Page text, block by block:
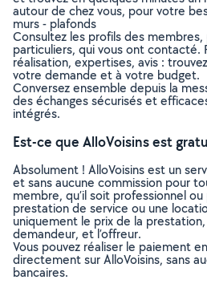
autour de chez vous, pour votre
murs - plafonds
Consultez les profils des
particuliers, qui vous ont contacté.
réalisation, expertises, avis :
votre demande et à votre budget.
Conversez ensemble depuis la
des échanges sécurisés et
intégrés.
Est-ce que AlloVoisins est
Absolument ! AlloVoisins est un
et sans aucune commission pour
membre, qu’il soit professionnel
prestation de service ou une
uniquement le prix de la
demandeur, et l’offreur.
Vous pouvez réaliser le paiement
directement sur AlloVoisins, sans
bancaires.